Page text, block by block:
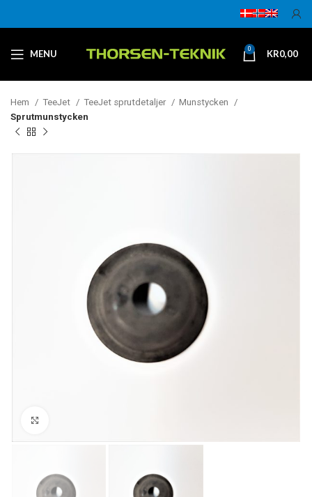
MENU 0 KR0,00
Hem TeeJet TeeJet sprutdetaljer
Munstycken
Sprutmunstycken